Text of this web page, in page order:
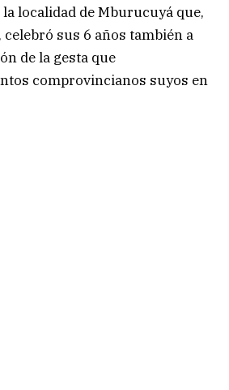
localidad de Mburucuyá que,
celebró sus 6 años también a
de la gesta que
comprovincianos suyos en